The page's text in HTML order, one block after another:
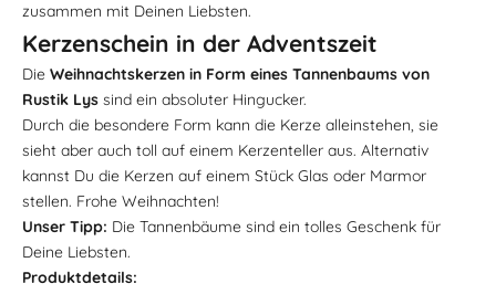
zusammen mit Deinen Liebsten.
Kerzenschein in der Adventszeit
Die Weihnachtskerzen in Form eines Tannenbaums von
Rustik Lys sind ein absoluter Hingucker.
Durch die besondere Form kann die Kerze alleinstehen, sie
sieht aber auch toll auf einem Kerzenteller aus. Alternativ
kannst Du die Kerzen auf einem Stück Glas oder Marmor
stellen. Frohe Weihnachten!
Unser Tipp: Die Tannenbäume sind ein tolles Geschenk für
Deine Liebsten.
Produktdetails: